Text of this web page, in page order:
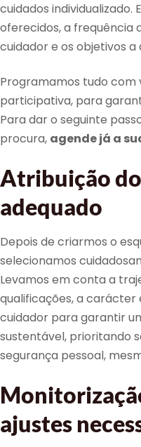
cuidados individualizado.
oferecidos, a frequência
cuidador e os objetivos a
Programamos tudo
participativa, para
Para dar o seguinte
procura, agende já a
Atribuição
adequado
Depois de criarmos o
selecionamos
Levamos em conta a
qualificações, a carácter
cuidador para garantir
sustentável, prioritando
segurança pessoal,
ajustes